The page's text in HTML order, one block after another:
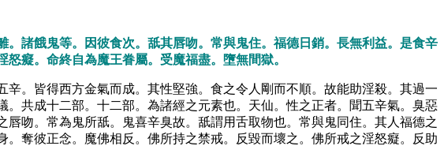
諸餓鬼等。因彼食次。舐其唇吻。常與鬼住。福德日銷。長無利益。是食辛
癡。命終自為魔王眷屬。受魔福盡。墮無間獄。
。皆得西方金氣而成。其性堅強。食之令人剛而不順。故能助淫殺。其過一
共成十二部。十二部。為諸經之元素也。天仙。性之正者。聞五辛氣。臭惡
吻。常為鬼所舐。鬼喜辛臭故。舐謂用舌取物也。常與鬼同住。其人福德之
奪彼正念。魔佛相反。佛所持之禁戒。反毀而壞之。佛所戒之淫怒癡。反助